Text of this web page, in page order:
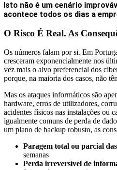
Isto não é um cenário
acontece todos os dias a
O Risco É Real. As
Os números falam por si. Em
cresceram exponencialmente nos
vez mais o alvo preferencial dos
porque, na maioria dos casos, não
Mas os ataques informáticos são
hardware, erros de utilizadores,
acidentes físicos nas instalações ou
igualmente comuns de perda de
um plano de backup robusto, as
Paragem total ou parcial
semanas
Perda irreversível de